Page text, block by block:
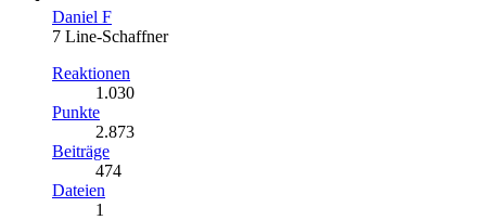
Daniel F
7 Line-Schaffner
Reaktionen
1.030
Punkte
2.873
Beiträge
474
Dateien
1